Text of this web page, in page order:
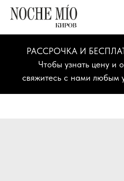
РАССРОЧКА И
Чтобы узнать цену и
свяжитесь с нами любым